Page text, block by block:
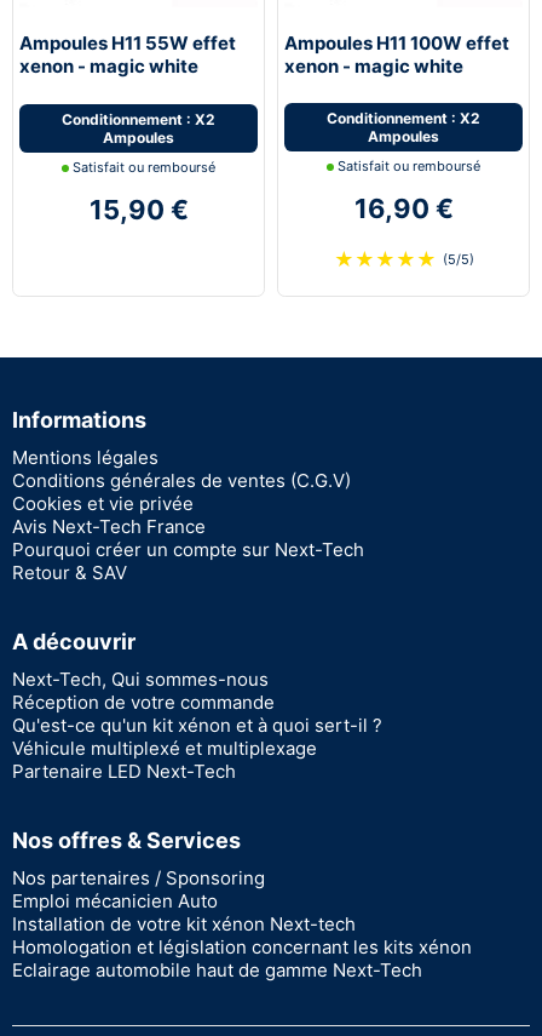
Ampoules H11 55W effet
xenon - magic white
Conditionnement : X2
Ampoules
Satisfait ou remboursé
15,90 €
Ampoules H11 100W effet
xenon - magic white
Conditionnement : X2
Ampoules
Satisfait ou remboursé
16,90 €
★ ★ ★ ★ ★ (5/5)
Informations
Mentions légales
Conditions générales de ventes (C.G.V)
Cookies et vie privée
Avis Next-Tech France
Pourquoi créer un compte sur Next-Tech
Retour & SAV
A découvrir
Next-Tech, Qui sommes-nous
Réception de votre commande
Qu'est-ce qu'un kit xénon et à quoi sert-il ?
Véhicule multiplexé et multiplexage
Partenaire LED Next-Tech
Nos offres & Services
Nos partenaires / Sponsoring
Emploi mécanicien Auto
Installation de votre kit xénon Next-tech
Homologation et législation concernant les kits xénon
Eclairage automobile haut de gamme Next-Tech